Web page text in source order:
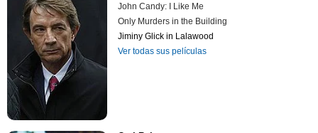
John Candy: I Like Me
Only Murders in the Building
Jiminy Glick in Lalawood
Ver todas sus películas